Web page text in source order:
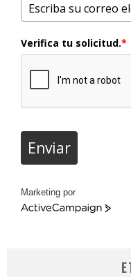
Verifica tu solicitud.*
Enviar
Marketing por
ActiveCampaign